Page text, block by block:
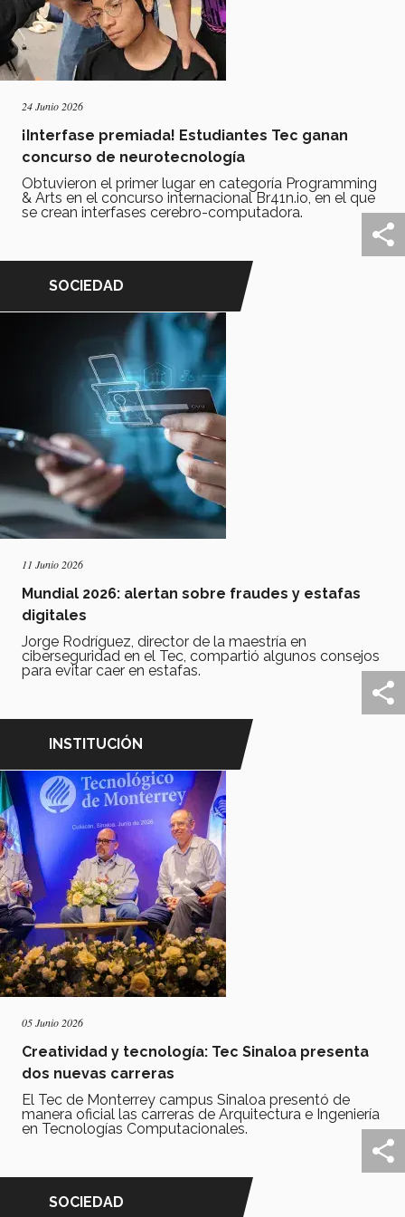
24 Junio 2026
¡Interfase premiada! Estudiantes Tec ganan
concurso de neurotecnología
Obtuvieron el primer lugar en categoría Programming
& Arts en el concurso internacional Br41n.io, en el que
se crean interfases cerebro-computadora.
SOCIEDAD
11 Junio 2026
Mundial 2026: alertan sobre fraudes y estafas
digitales
Jorge Rodríguez, director de la maestría en
ciberseguridad en el Tec, compartió algunos consejos
para evitar caer en estafas.
INSTITUCIÓN
05 Junio 2026
Creatividad y tecnología: Tec Sinaloa presenta
dos nuevas carreras
El Tec de Monterrey campus Sinaloa presentó de
manera oficial las carreras de Arquitectura e Ingeniería
en Tecnologías Computacionales.
SOCIEDAD